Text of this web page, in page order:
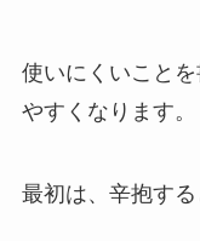
使いにくいこと
やすくなります。
最初は、辛抱する